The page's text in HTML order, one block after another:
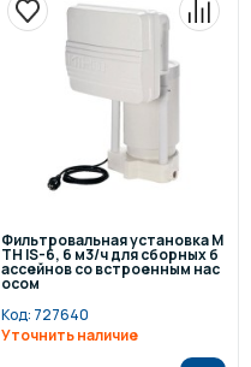
Фильтровальная установка M
TH IS-6, 6 м3/ч для сборных б
ассейнов со встроенным нас
осом
Код: 727640
Уточнить наличие